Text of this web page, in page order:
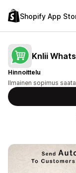
Shopify App
Knlii
Hinnoittelu
Ilmainen sopimus